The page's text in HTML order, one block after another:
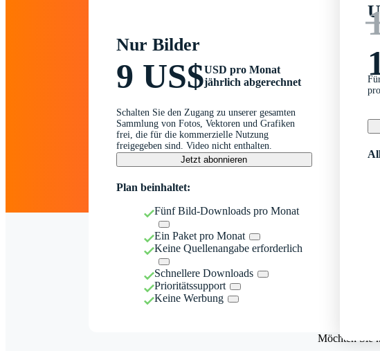
Nur Bilder
9 US$USD pro Monat
jährlich abgerechnet
Schalten Sie den Zugang zu unserer gesamten
Sammlung von Fotos, Vektoren und Grafiken
frei, die für die kommerzielle Nutzung
freigegeben sind. Video nicht enthalten.
Jetzt abonnieren
Plan beinhaltet:
Fünf Bild-Downloads pro Monat
Ein Paket pro Monat
Keine Quellenangabe erforderlich
Schnellere Downloads
Prioritätssupport
Keine Werbung
Möchten Sie